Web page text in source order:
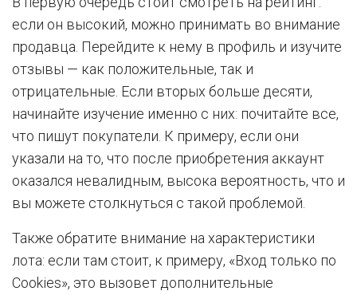
если он высокий, можно принимать во внимание
продавца. Перейдите к нему в профиль и изучите
отзывы — как положительные, так и
отрицательные. Если вторых больше десяти,
начинайте изучение именно с них: почитайте все,
что пишут покупатели. К примеру, если они
указали на то, что после приобретения аккаунт
оказался невалидным, высока вероятность, что и
вы можете столкнуться с такой проблемой.
Также обратите внимание на характеристики
лота: если там стоит, к примеру, «Вход только по
Cookies», это вызовет дополнительные